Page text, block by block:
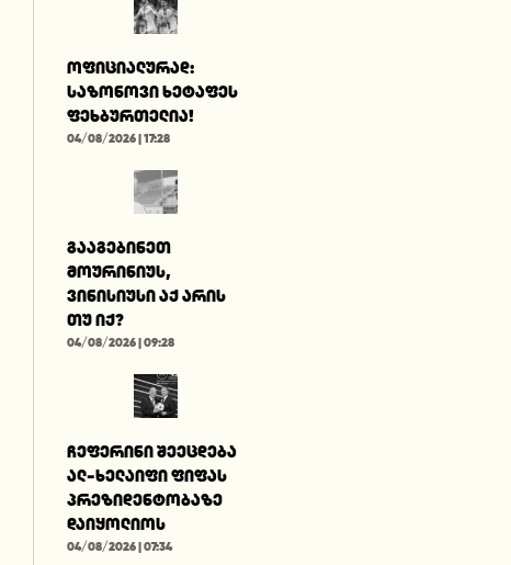
ოფიციალურად:
საზონოვი ხეტაფეს
ფეხბურთელია!
04/08/2026 | 17:28
გააგებინეთ
მოურინიუს,
ვინისიუსი აქ არის
თუ იქ?
04/08/2026 | 09:28
ჩეფერინი შეეცდება
ალ-ხელაიფი ფიფას
პრეზიდენტობაზე
დაიყოლიოს
04/08/2026 | 07:34